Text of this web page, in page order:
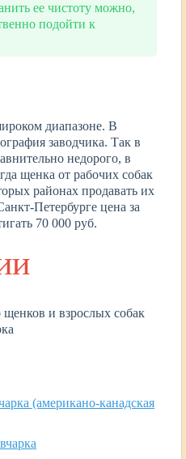
ее чистоту можно,
подойти к
диапазоне. В
заводчика. Так в
недорого, в
щенка от рабочих собак
районах продавать их
Петербурге цена за
70 000 руб.
и взрослых собак
(американо-канадская